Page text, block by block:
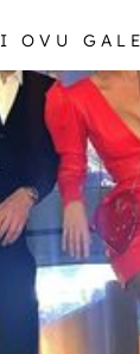
I OVU